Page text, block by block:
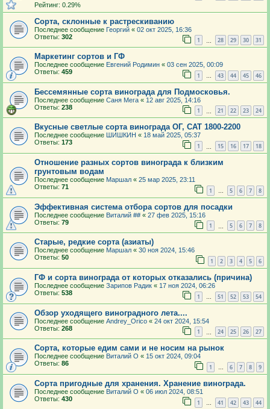
Рейтинг: 0.29%
Сорта, склонные к растрескиванию
Последнее сообщение Георгий « 02 окт 2025, 16:36
Ответы: 302 1 28 29 30 31
Маркетинг сортов и ГФ
Последнее сообщение Евгений Родимин « 03 сен 2025, 00:09
Ответы: 459 1 … 43 44 45 46
Бессемянные сорта винограда для Подмосковья.
Последнее сообщение Саня Мега « 12 авг 2025, 14:16
Ответы: 238 1 21 22 23 24
Вкусные светлые сорта винограда ОГ, САТ 1800-2200
Последнее сообщение ШИШКИН « 18 май 2025, 05:37
Ответы: 173 1 15 16 17 18
Отношение разных сортов винограда к близким
грунтовым водам
Последнее сообщение Маршал « 25 мар 2025, 23:11
Ответы: 71 1 … 5 6 7 8
Эффективная система отбора сортов для посадки
Последнее сообщение Виталий ## « 27 фев 2025, 15:16
Ответы: 79 1 5 6 7 8
Старые, редкие сорта (азиаты)
Последнее сообщение Маршал « 30 ноя 2024, 15:46
Ответы: 50 1 2 3 4 5 6
ГФ и сорта винограда от которых отказались (причина)
Последнее сообщение Зарипов Радик « 17 ноя 2024, 06:26
Ответы: 538 1 … 51 52 53 54
Обзор уходящего виноградного лета....
Последнее сообщение Andrey_Orico « 24 окт 2024, 15:54
Ответы: 268 1 24 25 26 27
Сорта, которые едим сами и не носим на рынок
Последнее сообщение Виталий О « 15 окт 2024, 09:04
Ответы: 86 1 … 6 7 8 9
Сорта пригодные для хранения. Хранение винограда.
Последнее сообщение Виталий О « 06 июл 2024, 08:51
Ответы: 430 1 … 41 42 43 44